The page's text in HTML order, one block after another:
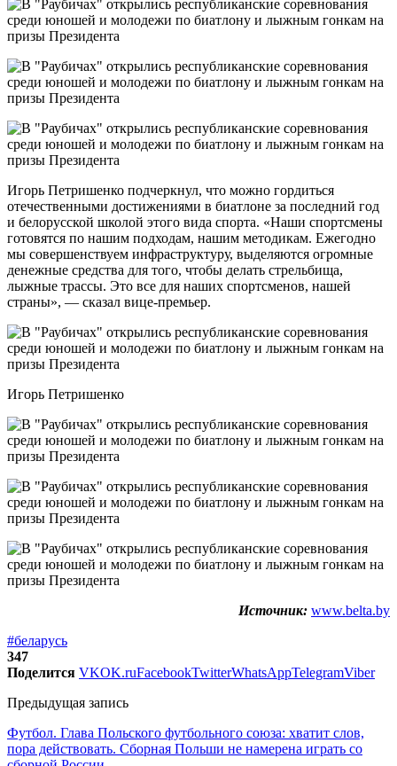
Игорь Петришенко подчеркнул, что можно гордиться
отечественными достижениями в биатлоне за последний год
и белорусской школой этого вида спорта. «Наши спортсмены
готовятся по нашим подходам, нашим методикам. Ежегодно
мы совершенствуем инфраструктуру, выделяются огромные
денежные средства для того, чтобы делать стрельбища,
лыжные трассы. Это все для наших спортсменов, нашей
страны», — сказал вице-премьер.
Игорь Петришенко
Источник: www.belta.by
#беларусь
347
Поделится VKOK.ruFacebookTwitterWhatsAppTelegramViber
Предыдущая запись
Футбол. Глава Польского футбольного союза: хватит слов,
пора действовать. Сборная Польши не намерена играть со